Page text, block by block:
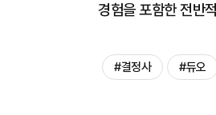
경험을 포함한 전반
#결정사 #듀오